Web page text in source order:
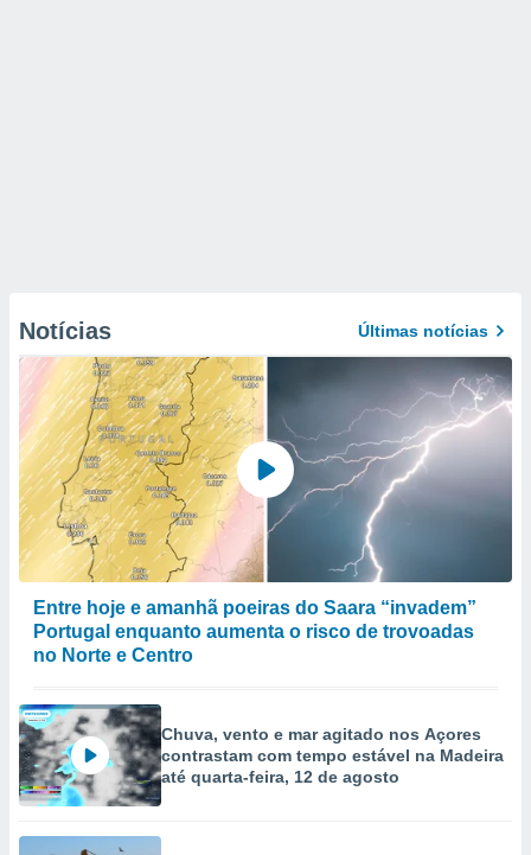
Notícias Últimas notícias
Entre hoje e amanhã poeiras do Saara “invadem”
Portugal enquanto aumenta o risco de trovoadas
no Norte e Centro
Chuva, vento e mar agitado nos Açores
contrastam com tempo estável na Madeira
até quarta-feira, 12 de agosto